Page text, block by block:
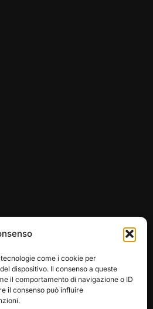
come i cookie per
dispositivo. Il consenso a queste
il comportamento di navigazione o ID
il consenso può influire